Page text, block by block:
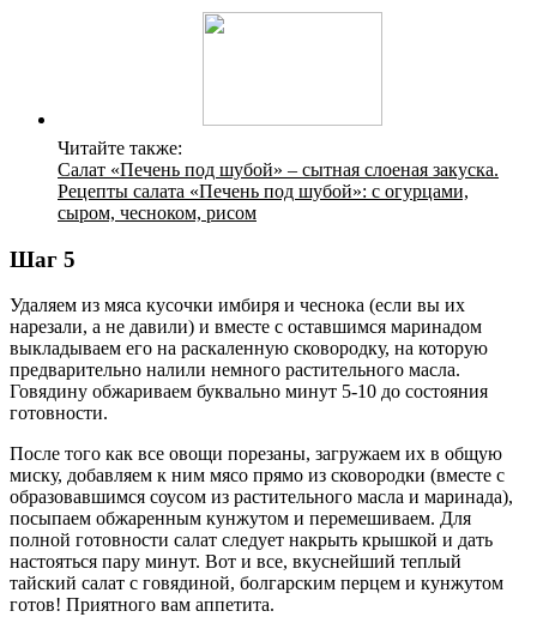
Читайте также:
Салат «Печень под шубой» – сытная слоеная закуска.
Рецепты салата «Печень под шубой»: с огурцами,
сыром, чесноком, рисом
Шаг 5
Удаляем из мяса кусочки имбиря и чеснока (если вы их
нарезали, а не давили) и вместе с оставшимся маринадом
выкладываем его на раскаленную сковородку, на которую
предварительно налили немного растительного масла.
Говядину обжариваем буквально минут 5-10 до состояния
готовности.
После того как все овощи порезаны, загружаем их в общую
миску, добавляем к ним мясо прямо из сковородки (вместе с
образовавшимся соусом из растительного масла и маринада),
посыпаем обжаренным кунжутом и перемешиваем. Для
полной готовности салат следует накрыть крышкой и дать
настояться пару минут. Вот и все, вкуснейший теплый
тайский салат с говядиной, болгарским перцем и кунжутом
готов! Приятного вам аппетита.